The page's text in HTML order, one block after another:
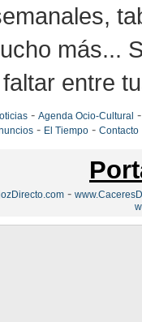
más...
faltar entre
-Agenda Ocio-Cultural
- El Tiempo -Contacto
-